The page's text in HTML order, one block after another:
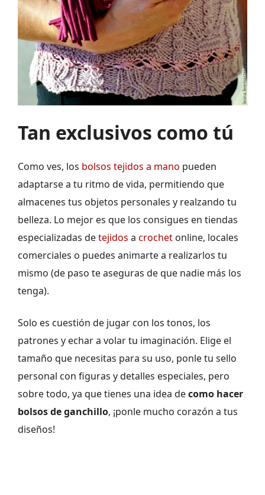
Tan exclusivos como tú
Como ves, los bolsos tejidos a mano pueden
adaptarse a tu ritmo de vida, permitiendo que
almacenes tus objetos personales y realzando tu
belleza. Lo mejor es que los consigues en tiendas
especializadas detejidos a crochet online, locales
comerciales o puedes animarte a realizarlos tu
mismo (de paso te aseguras de que nadie más los
tenga).
Solo es cuestión de jugar con los tonos, los
patrones y echar a volar tu imaginación. Elige el
tamaño que necesitas para su uso, ponle tu sello
personal con figuras y detalles especiales, pero
sobre todo, ya que tienes una idea decomo hacer
bolsos de ganchillo, ¡ponle mucho corazón a tus
diseños!